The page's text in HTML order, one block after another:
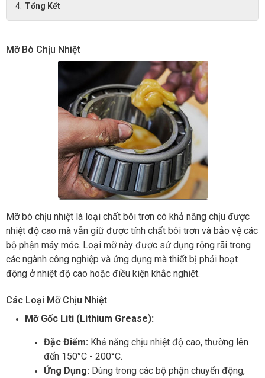
Tổng Kết
Mỡ Bò Chịu Nhiệt
Mỡ bò chịu nhiệt là loại chất bôi trơn có khả năng chịu được
nhiệt độ cao mà vẫn giữ được tính chất bôi trơn và bảo vệ các
bộ phận máy móc. Loại mỡ này được sử dụng rộng rãi trong
các ngành công nghiệp và ứng dụng mà thiết bị phải hoạt
động ở nhiệt độ cao hoặc điều kiện khắc nghiệt.
Các Loại Mỡ Chịu Nhiệt
Mỡ Gốc Liti (Lithium Grease):
Đặc Điểm: Khả năng chịu nhiệt độ cao, thường lên
đến 150°C - 200°C.
Ứng Dụng: Dùng trong các bộ phận chuyển động,